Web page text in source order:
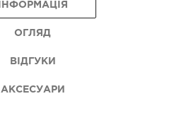
ІНФОРМАЦІЯ
ОГЛЯД
ВІДГУКИ
АКСЕСУАРИ